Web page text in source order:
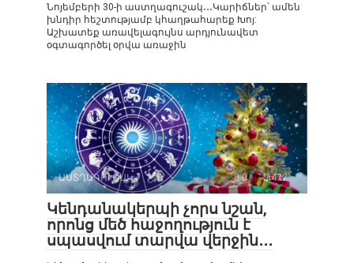
Նոյեմբերի 30-ի աստղագուշակ․․․Կարիճներ՝ ամեն
խնդիր հեշտությամբ կհաղթահարեք Խոյ:
Աշխատեք առավելագույնս արդյունավետ
օգտագործել օրվա առաջին
ԱՍՏՂԱԳՈՒՇԱԿ 0 472
Կենդանակերպի չորս նշան,
որոնց մեծ հաջողություն է
սպասվում տարվա վերջին․․․